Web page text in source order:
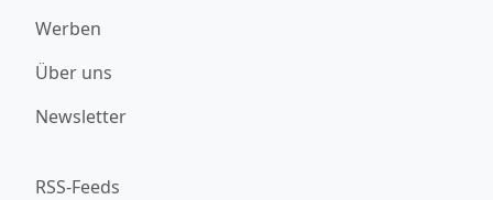
Werben
Über uns
Newsletter
RSS-Feeds